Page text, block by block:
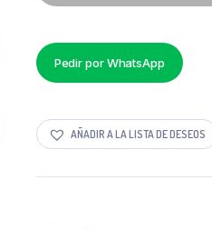
KG
Pedir por WhatsApp
AÑADIR A LA LISTA DE DESEOS